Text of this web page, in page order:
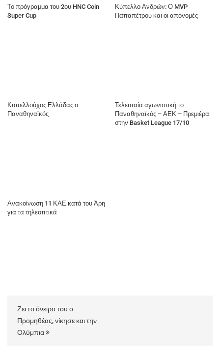
Το πρόγραμμα του 2ου HNC Coin
Super Cup
Κύπελλο Ανδρών: Ο MVP
Παπαπέτρου και οι απονομές
Κυπελλούχος Ελλάδας ο
Παναθηναϊκός
Τελευταία αγωνιστική το
Παναθηναϊκός – ΑΕΚ – Πρεμιέρα
στην Basket League 17/10
Ανακοίνωση 11 ΚΑΕ κατά του Άρη
για τα τηλεοπτικά
Ζει το όνειρο του ο
Προμηθέας, νίκησε και την
Ολύμπια